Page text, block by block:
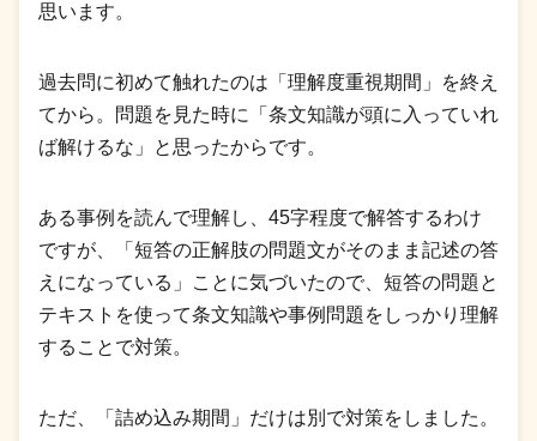
思います。
過去問に初めて触れたのは「理解度重視期間」を終え
てから。問題を見た時に「条文知識が頭に入っていれ
ば解けるな」と思ったからです。
ある事例を読んで理解し、45字程度で解答するわけ
ですが、「短答の正解肢の問題文がそのまま記述の答
えになっている」ことに気づいたので、短答の問題と
テキストを使って条文知識や事例問題をしっかり理解
することで対策。
ただ、「詰め込み期間」だけは別で対策をしました。